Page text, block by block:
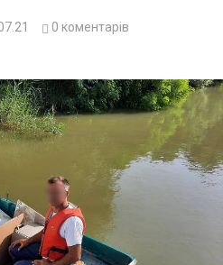
0 коментарів